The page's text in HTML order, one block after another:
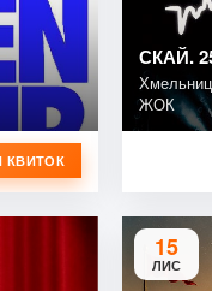
КВИТОК
СКАЙ.
ЖОК
15
ЛИС